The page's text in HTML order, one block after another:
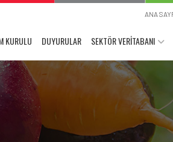
ANA
KURULU DUYURULAR SEKTÖR VERİTABANI